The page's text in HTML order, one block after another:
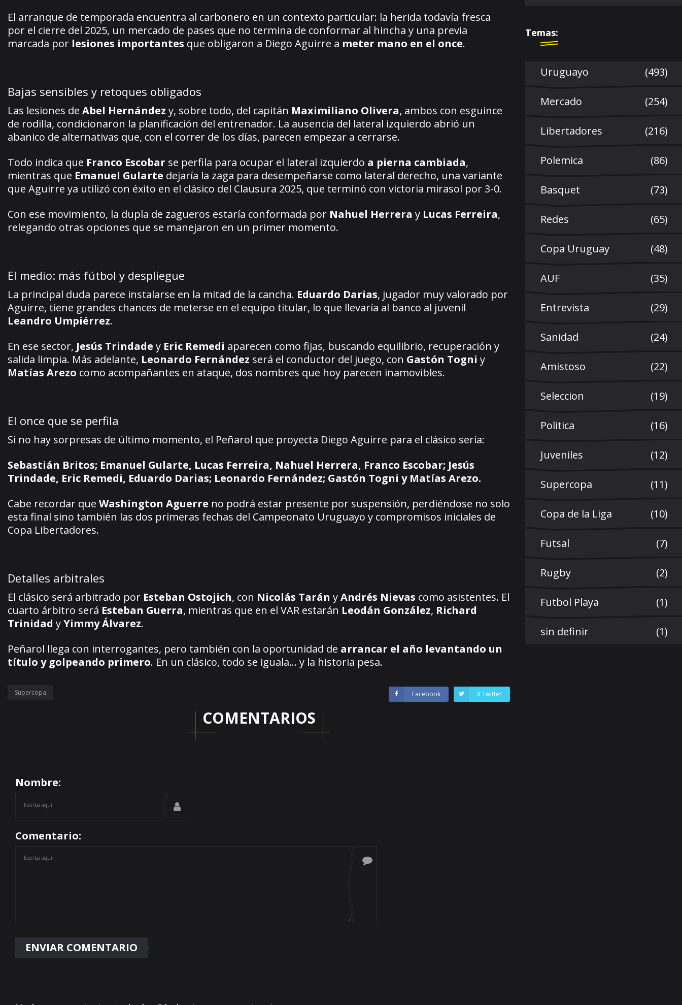
El arranque de temporada encuentra al carbonero en un contexto particular: la herida todavía fresca
por el cierre del 2025, un mercado de pases que no termina de conformar al hincha y una previa
marcada por lesiones importantes que obligaron a Diego Aguirre a meter mano en el once.
Bajas sensibles y retoques obligados
Las lesiones de Abel Hernández y, sobre todo, del capitán Maximiliano Olivera, ambos con esguince
de rodilla, condicionaron la planificación del entrenador. La ausencia del lateral izquierdo abrió un
abanico de alternativas que, con el correr de los días, parecen empezar a cerrarse.
Todo indica que Franco Escobar se perfila para ocupar el lateral izquierdo a pierna cambiada,
mientras que Emanuel Gularte dejaría la zaga para desempeñarse como lateral derecho, una variante
que Aguirre ya utilizó con éxito en el clásico del Clausura 2025, que terminó con victoria mirasol por 3-0.
Con ese movimiento, la dupla de zagueros estaría conformada por Nahuel Herrera y Lucas Ferreira,
relegando otras opciones que se manejaron en un primer momento.
El medio: más fútbol y despliegue
La principal duda parece instalarse en la mitad de la cancha. Eduardo Darias, jugador muy valorado por
Aguirre, tiene grandes chances de meterse en el equipo titular, lo que llevaría al banco al juvenil
Leandro Umpiérrez.
En ese sector, Jesús Trindade y Eric Remedi aparecen como fijas, buscando equilibrio, recuperación y
salida limpia. Más adelante, Leonardo Fernández será el conductor del juego, con Gastón Togni y
Matías Arezo como acompañantes en ataque, dos nombres que hoy parecen inamovibles.
El once que se perfila
Si no hay sorpresas de último momento, el Peñarol que proyecta Diego Aguirre para el clásico sería:
Sebastián Britos; Emanuel Gularte, Lucas Ferreira, Nahuel Herrera, Franco Escobar; Jesús
Trindade, Eric Remedi, Eduardo Darias; Leonardo Fernández; Gastón Togni y Matías Arezo.
Cabe recordar que Washington Aguerre no podrá estar presente por suspensión, perdiéndose no solo
esta final sino también las dos primeras fechas del Campeonato Uruguayo y compromisos iniciales de
Copa Libertadores.
Detalles arbitrales
El clásico será arbitrado por Esteban Ostojich, con Nicolás Tarán yAndrés Nievas como asistentes. El
cuarto árbitro será Esteban Guerra, mientras que en el VAR estarán Leodán González, Richard
Trinidad yYimmy Álvarez.
Peñarol llega con interrogantes, pero también con la oportunidad de arrancar el año levantando un
título y golpeando primero. En un clásico, todo se iguala… y la historia pesa.
Supercopa Facebook X Twitter
COMENTARIOS
Nombre:
Comentario:
Temas:
Uruguayo (493)
Mercado (254)
Libertadores (216)
Polemica (86)
Basquet (73)
Redes (65)
Copa Uruguay (48)
AUF (35)
Entrevista (29)
Sanidad (24)
Amistoso (22)
Seleccion (19)
Politica (16)
Juveniles (12)
Supercopa (11)
Copa de la Liga (10)
Futsal (7)
Rugby (2)
Futbol Playa (1)
sin definir (1)